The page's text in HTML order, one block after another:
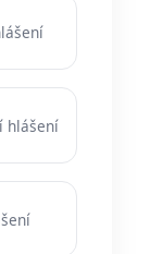
hlášení